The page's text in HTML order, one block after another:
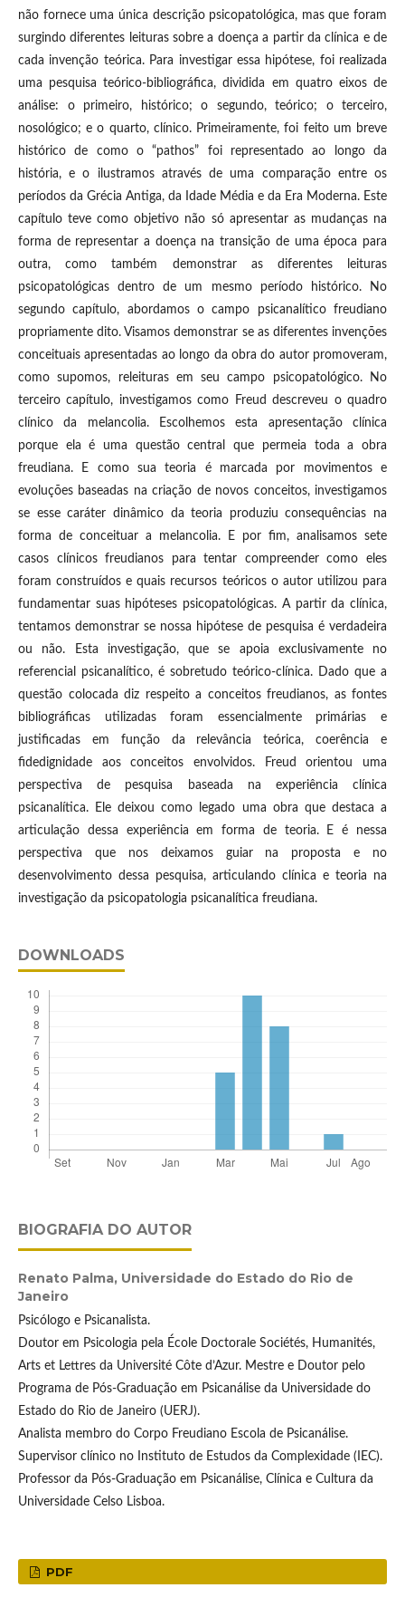
não fornece uma única descrição psicopatológica, mas que foram
surgindo diferentes leituras sobre a doença a partir da clínica e de
cada invenção teórica. Para investigar essa hipótese, foi realizada
uma pesquisa teórico-bibliográfica, dividida em quatro eixos de
análise: o primeiro, histórico; o segundo, teórico; o terceiro,
nosológico; e o quarto, clínico. Primeiramente, foi feito um breve
histórico de como o “pathos” foi representado ao longo da
história, e o ilustramos através de uma comparação entre os
períodos da Grécia Antiga, da Idade Média e da Era Moderna. Este
capítulo teve como objetivo não só apresentar as mudanças na
forma de representar a doença na transição de uma época para
outra, como também demonstrar as diferentes leituras
psicopatológicas dentro de um mesmo período histórico. No
segundo capítulo, abordamos o campo psicanalítico freudiano
propriamente dito. Visamos demonstrar se as diferentes invenções
conceituais apresentadas ao longo da obra do autor promoveram,
como supomos, releituras em seu campo psicopatológico. No
terceiro capítulo, investigamos como Freud descreveu o quadro
clínico da melancolia. Escolhemos esta apresentação clínica
porque ela é uma questão central que permeia toda a obra
freudiana. E como sua teoria é marcada por movimentos e
evoluções baseadas na criação de novos conceitos, investigamos
se esse caráter dinâmico da teoria produziu consequências na
forma de conceituar a melancolia. E por fim, analisamos sete
casos clínicos freudianos para tentar compreender como eles
foram construídos e quais recursos teóricos o autor utilizou para
fundamentar suas hipóteses psicopatológicas. A partir da clínica,
tentamos demonstrar se nossa hipótese de pesquisa é verdadeira
ou não. Esta investigação, que se apoia exclusivamente no
referencial psicanalítico, é sobretudo teórico-clínica. Dado que a
questão colocada diz respeito a conceitos freudianos, as fontes
bibliográficas utilizadas foram essencialmente primárias e
justificadas em função da relevância teórica, coerência e
fidedignidade aos conceitos envolvidos. Freud orientou uma
perspectiva de pesquisa baseada na experiência clínica
psicanalítica. Ele deixou como legado uma obra que destaca a
articulação dessa experiência em forma de teoria. E é nessa
perspectiva que nos deixamos guiar na proposta e no
desenvolvimento dessa pesquisa, articulando clínica e teoria na
investigação da psicopatologia psicanalítica freudiana.
DOWNLOADS
BIOGRAFIA DO AUTOR
Renato Palma, Universidade do Estado do Rio de
Janeiro
Psicólogo e Psicanalista.
Doutor em Psicologia pela École Doctorale Sociétés, Humanités,
Arts et Lettres da Université Côte d’Azur. Mestre e Doutor pelo
Programa de Pós-Graduação em Psicanálise da Universidade do
Estado do Rio de Janeiro (UERJ).
Analista membro do Corpo Freudiano Escola de Psicanálise.
Supervisor clínico no Instituto de Estudos da Complexidade (IEC).
Professor da Pós-Graduação em Psicanálise, Clínica e Cultura da
Universidade Celso Lisboa.
PDF